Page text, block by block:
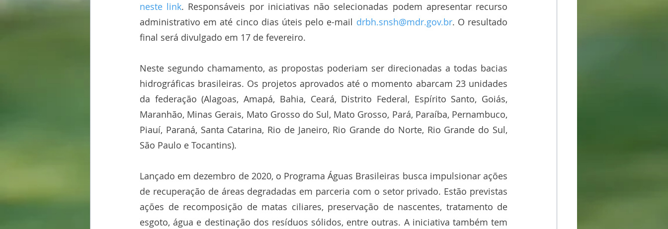
neste link. Responsáveis por iniciativas não selecionadas podem apresentar recurso
administrativo em até cinco dias úteis pelo e-mail drbh.snsh@mdr.gov.br. O resultado
final será divulgado em 17 de fevereiro.
Neste segundo chamamento, as propostas poderiam ser direcionadas a todas bacias
hidrográficas brasileiras. Os projetos aprovados até o momento abarcam 23 unidades
da federação (Alagoas, Amapá, Bahia, Ceará, Distrito Federal, Espírito Santo, Goiás,
Maranhão, Minas Gerais, Mato Grosso do Sul, Mato Grosso, Pará, Paraíba, Pernambuco,
Piauí, Paraná, Santa Catarina, Rio de Janeiro, Rio Grande do Norte, Rio Grande do Sul,
São Paulo e Tocantins).
Lançado em dezembro de 2020, o Programa Águas Brasileiras busca impulsionar ações
de recuperação de áreas degradadas em parceria com o setor privado. Estão previstas
ações de recomposição de matas ciliares, preservação de nascentes, tratamento de
esgoto, água e destinação dos resíduos sólidos, entre outras. A iniciativa também tem